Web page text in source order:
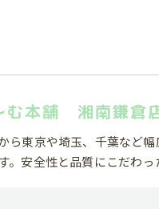
む本舗 湘南鎌倉
ら東京や埼玉、千葉など
。安全性と品質にこだわ